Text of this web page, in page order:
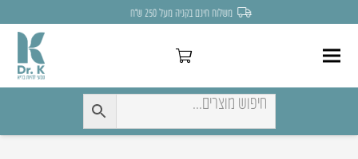
לחצו כאן להנחה של 7% לקניה הראשונה